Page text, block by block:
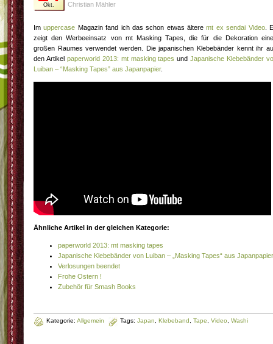
Okt. Christian Mähler
Imuppercase Magazin fand ich das schon etwas älteremt ex sendai Video.
zeigt den Werbeeinsatz von mt Masking Tapes, die für die Dekoration
großen Raumes verwendet werden. Die japanischen Klebebänder kennt ihr
den Artikel paperworld 2013: mt masking tapes undJapanische Klebebänder
Luiban – “Masking Tapes” aus Japanpapier.
Ähnliche Artikel in der gleichen Kategorie:
paperworld 2013: mt masking tapes
Japanische Klebebänder von Luiban – „Masking Tapes“ aus Japanpapier
Verlosungen beendet
Frohe Ostern !
Zubehör für Smash Books
Kategorie: Allgemein Tags: Japan Klebeband Tape Video Washi